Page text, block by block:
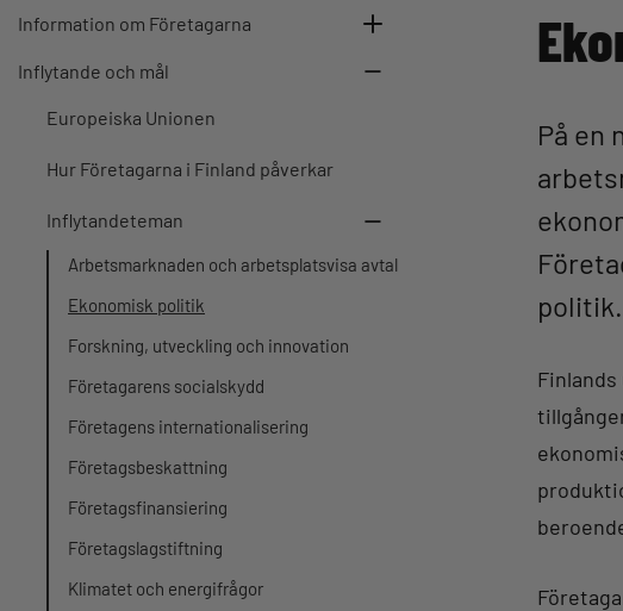
Information om Företagarna
Inflytande och mål
Europeiska Unionen
Hur Företagarna i Finland påverkar
Inflytandeteman
Arbetsmarknaden och arbetsplatsvisa avtal
Ekonomisk politik
Forskning, utveckling och innovation
Företagarens socialskydd
Företagens internationalisering
Företagsbeskattning
Företagsfinansiering
Företagslagstiftning
Klimatet och energifrågor
På en
politik.